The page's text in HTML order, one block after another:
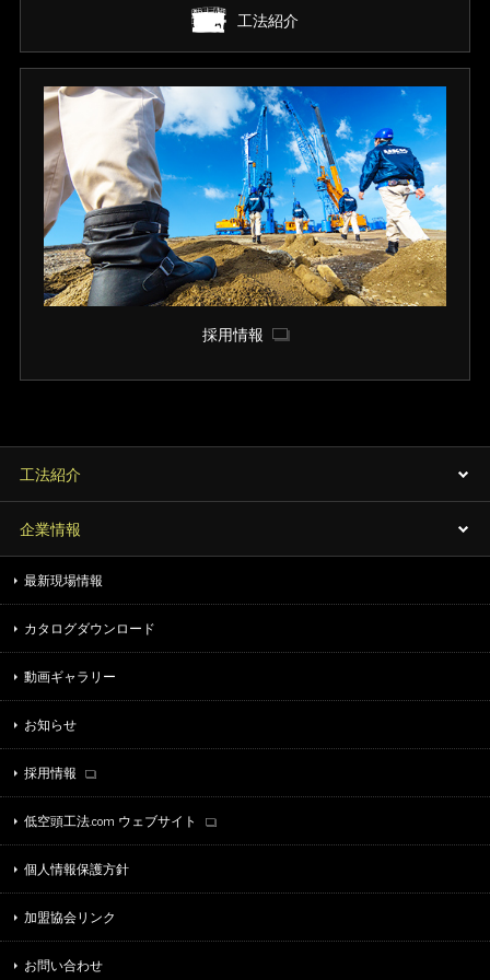
工法紹介
採用情報
工法紹介
企業情報
最新現場情報
カタログダウンロード
動画ギャラリー
お知らせ
採用情報
低空頭工法.com ウェブサイト
個人情報保護方針
加盟協会リンク
お問い合わせ